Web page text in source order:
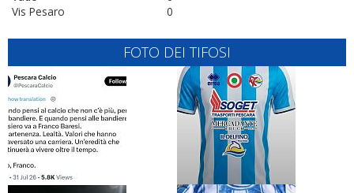
0
Vis Pesaro
FOTO DEI TIFOSI